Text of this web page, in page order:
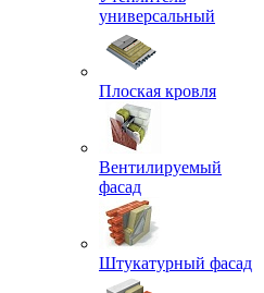
универсальный
Плоская кровля
Вентилируемый
фасад
Штукатурный фасад